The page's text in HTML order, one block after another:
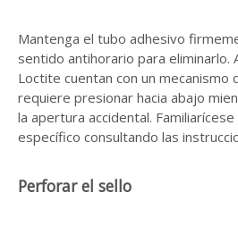
Mantenga el tubo adhesivo
sentido antihorario para eliminarlo.
Loctite cuentan con un mecanismo
requiere presionar hacia abajo
la apertura accidental.
específico consultando las
Perforar el sello